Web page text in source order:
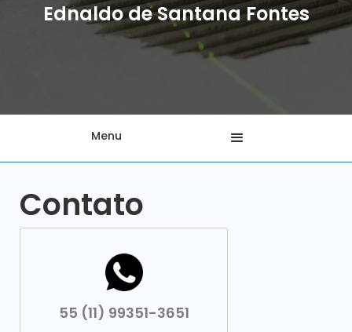
Ednaldo de Santana Fontes
Menu
Contato
55 (11) 99351-3651